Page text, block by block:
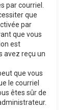
par courriel.
que
par
que vous
est
avez reçu un
que vous
le courriel
êtes sûr de